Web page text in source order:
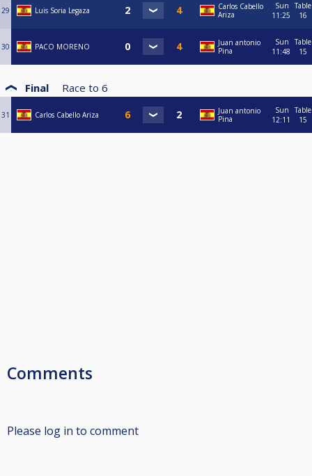
29 Luis Soria Legaza
Carlos Cabello
Ariza
Sun
11:25
Table
16
30 PACO MORENO
Juan antonio
Pina
Sun
11:48
Table
15
Final Race to 6
31 Carlos Cabello Ariza
Juan antonio
Pina
Sun
12:11
Table
15
Comments
Please log in to comment